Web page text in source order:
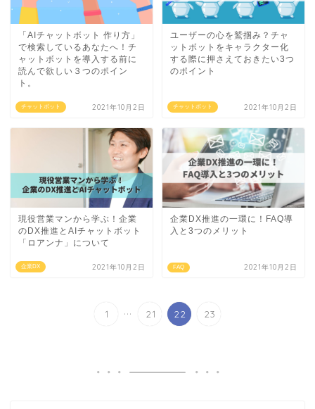
チャットボット
「AIチャットボット 作り方」
で検索しているあなたへ！チ
ャットボットを導入する前に
読んで欲しい３つのポイン
ト。
2021年10月2日 チャットボット
ユーザーの心を鷲掴み？チャ
ットボットをキャラクター化
する際に押さえておきたい3つ
のポイント
2021年10月2日
企業DX
現役営業マンから学ぶ！企業
のDX推進とAIチャットボット
「ロアンナ」について
2021年10月2日 FAQ
企業DX推進の一環に！FAQ導
入と3つのメリット
2021年10月2日
1 ... 21 22 23